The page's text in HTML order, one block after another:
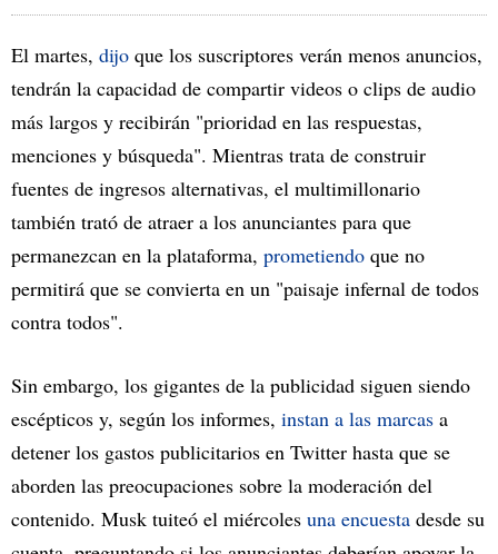
El martes, dijo que los suscriptores verán menos anuncios,
tendrán la capacidad de compartir videos o clips de audio
más largos y recibirán "prioridad en las respuestas,
menciones y búsqueda". Mientras trata de construir
fuentes de ingresos alternativas, el multimillonario
también trató de atraer a los anunciantes para que
permanezcan en la plataforma, prometiendo que no
permitirá que se convierta en un "paisaje infernal de todos
contra todos".
Sin embargo, los gigantes de la publicidad siguen siendo
escépticos y, según los informes, instan a las marcas a
detener los gastos publicitarios en Twitter hasta que se
aborden las preocupaciones sobre la moderación del
contenido. Musk tuiteó el miércoles una encuesta desde su